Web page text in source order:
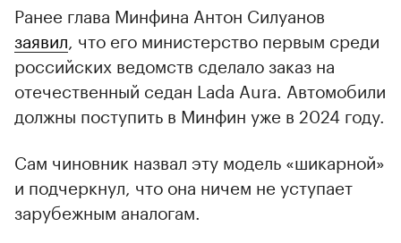
Ранее глава Минфина Антон Силуанов
заявил, что его министерство первым среди
российских ведомств сделало заказ на
отечественный седан Lada Aura. Автомобили
должны поступить в Минфин уже в 2024 году.
Сам чиновник назвал эту модель «шикарной»
и подчеркнул, что она ничем не уступает
зарубежным аналогам.